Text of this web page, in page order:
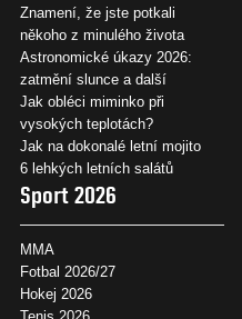
Znamení, že jste potkali
někoho z minulého života
Astronomické úkazy 2026:
zatmění slunce a další
Jak obléci miminko při
vysokých teplotách?
Jak na dokonalé letní mojito
6 lehkých letních salátů
Sport 2026
MMA
Fotbal 2026/27
Hokej 2026